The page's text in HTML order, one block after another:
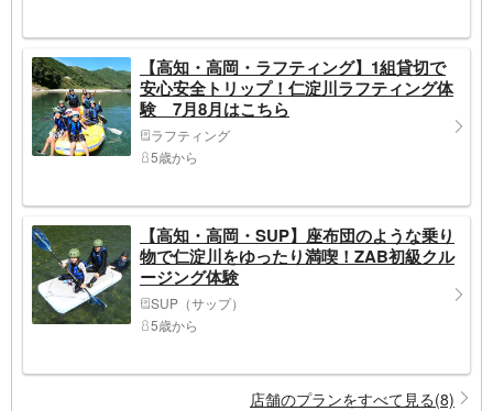
【高知・高岡・ラフティング】1組貸切で
安心安全トリップ！仁淀川ラフティング体
験 7月8月はこちら
ラフティング
5歳から
【高知・高岡・SUP】座布団のような乗り
物で仁淀川をゆったり満喫！ZAB初級クル
ージング体験
SUP（サップ）
5歳から
店舗のプランをすべて見る(8)